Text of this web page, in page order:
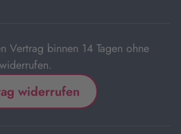
Vertrag binnen 14 Tagen ohne
widerrufen